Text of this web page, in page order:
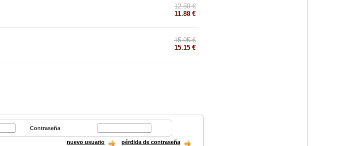
12.50 €
11.88 €
15.95 €
15.15 €
Contraseña
nuevo usuario pérdida de contraseña